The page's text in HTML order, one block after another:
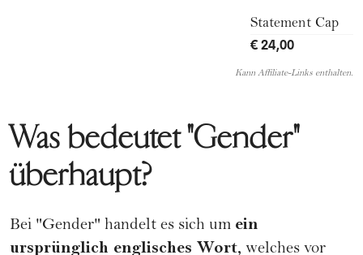
Statement Cap
€ 24,00
Kann Affiliate-Links enthalten.
Was bedeutet "Gender"
überhaupt?
Bei "Gender" handelt es sich um ein
ursprünglich englisches Wort, welches vor